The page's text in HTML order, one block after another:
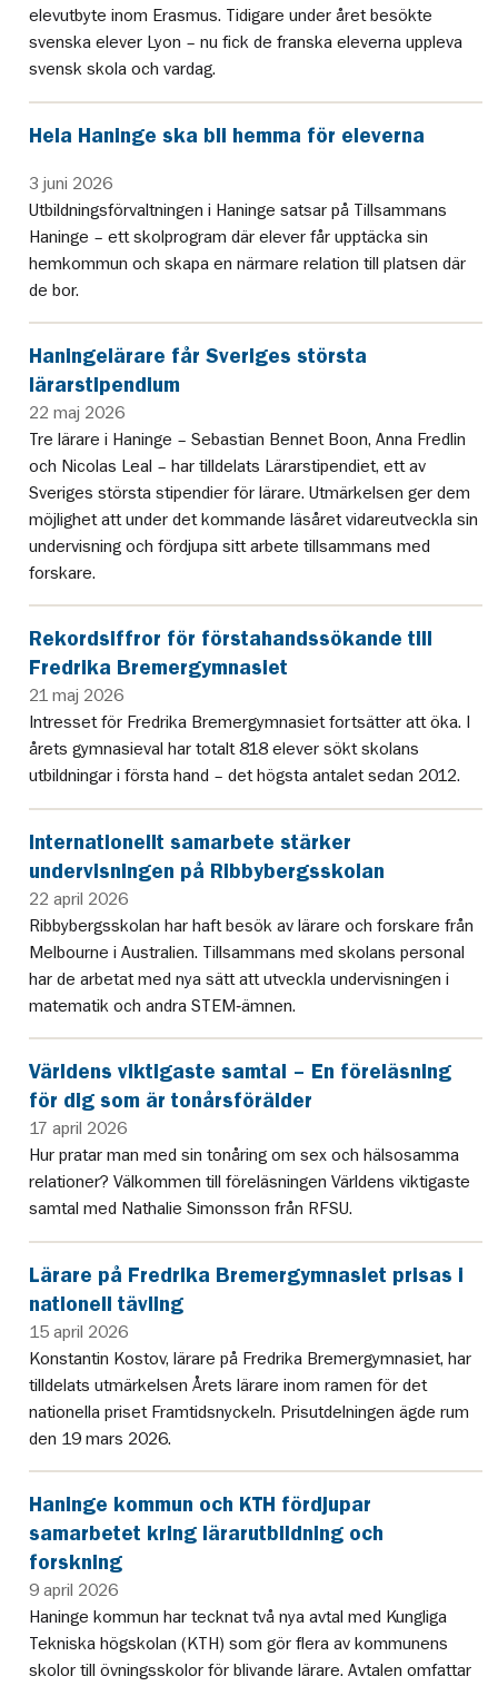
elevutbyte inom Erasmus. Tidigare under året besökte
svenska elever Lyon – nu fick de franska eleverna uppleva
svensk skola och vardag.
Hela Haninge ska bli hemma för eleverna
3 juni 2026
Utbildningsförvaltningen i Haninge satsar på Tillsammans
Haninge – ett skolprogram där elever får upptäcka sin
hemkommun och skapa en närmare relation till platsen där
de bor.
Haningelärare får Sveriges största
lärarstipendium
22 maj 2026
Tre lärare i Haninge – Sebastian Bennet Boon, Anna Fredlin
och Nicolas Leal – har tilldelats Lärarstipendiet, ett av
Sveriges största stipendier för lärare. Utmärkelsen ger dem
möjlighet att under det kommande läsåret vidareutveckla sin
undervisning och fördjupa sitt arbete tillsammans med
forskare.
Rekordsiffror för förstahandssökande till
Fredrika Bremergymnasiet
21 maj 2026
Intresset för Fredrika Bremergymnasiet fortsätter att öka. I
årets gymnasieval har totalt 818 elever sökt skolans
utbildningar i första hand – det högsta antalet sedan 2012.
Internationellt samarbete stärker
undervisningen på Ribbybergsskolan
22 april 2026
Ribbybergsskolan har haft besök av lärare och forskare från
Melbourne i Australien. Tillsammans med skolans personal
har de arbetat med nya sätt att utveckla undervisningen i
matematik och andra STEM‑ämnen.
Världens viktigaste samtal – En föreläsning
för dig som är tonårsförälder
17 april 2026
Hur pratar man med sin tonåring om sex och hälsosamma
relationer? Välkommen till föreläsningen Världens viktigaste
samtal med Nathalie Simonsson från RFSU.
Lärare på Fredrika Bremergymnasiet prisas i
nationell tävling
15 april 2026
Konstantin Kostov, lärare på Fredrika Bremergymnasiet, har
tilldelats utmärkelsen Årets lärare inom ramen för det
nationella priset Framtidsnyckeln. Prisutdelningen ägde rum
den 19 mars 2026.
Haninge kommun och KTH fördjupar
samarbetet kring lärarutbildning och
forskning
9 april 2026
Haninge kommun har tecknat två nya avtal med Kungliga
Tekniska högskolan (KTH) som gör flera av kommunens
skolor till övningsskolor för blivande lärare. Avtalen omfattar